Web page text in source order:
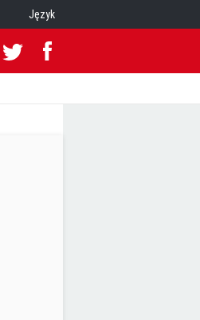
Język